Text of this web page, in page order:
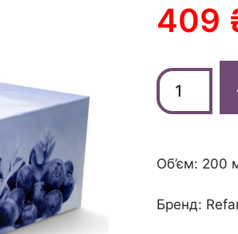
409
Об’єм: 200
Бренд: